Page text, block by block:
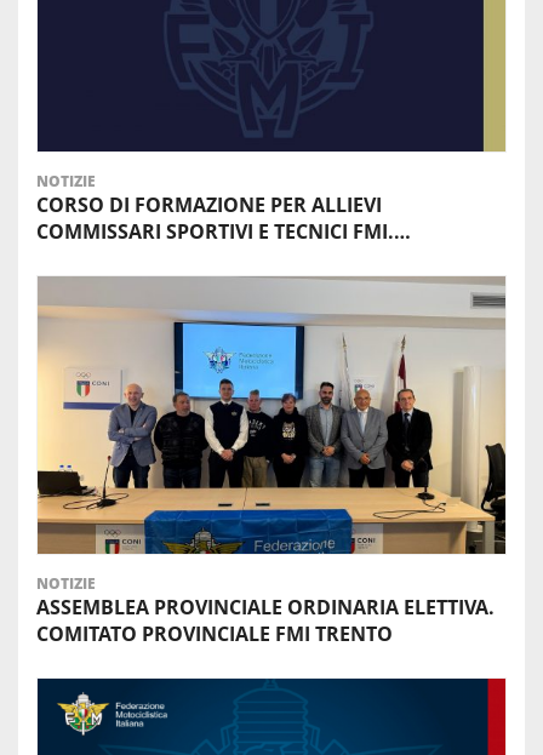
NOTIZIE
CORSO DI FORMAZIONE PER ALLIEVI
COMMISSARI SPORTIVI E TECNICI FMI.…
NOTIZIE
ASSEMBLEA PROVINCIALE ORDINARIA ELETTIVA.
COMITATO PROVINCIALE FMI TRENTO